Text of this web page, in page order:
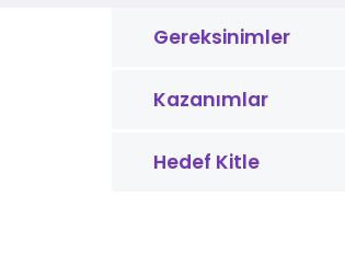
Gereksinimler
Kazanımlar
Hedef Kitle